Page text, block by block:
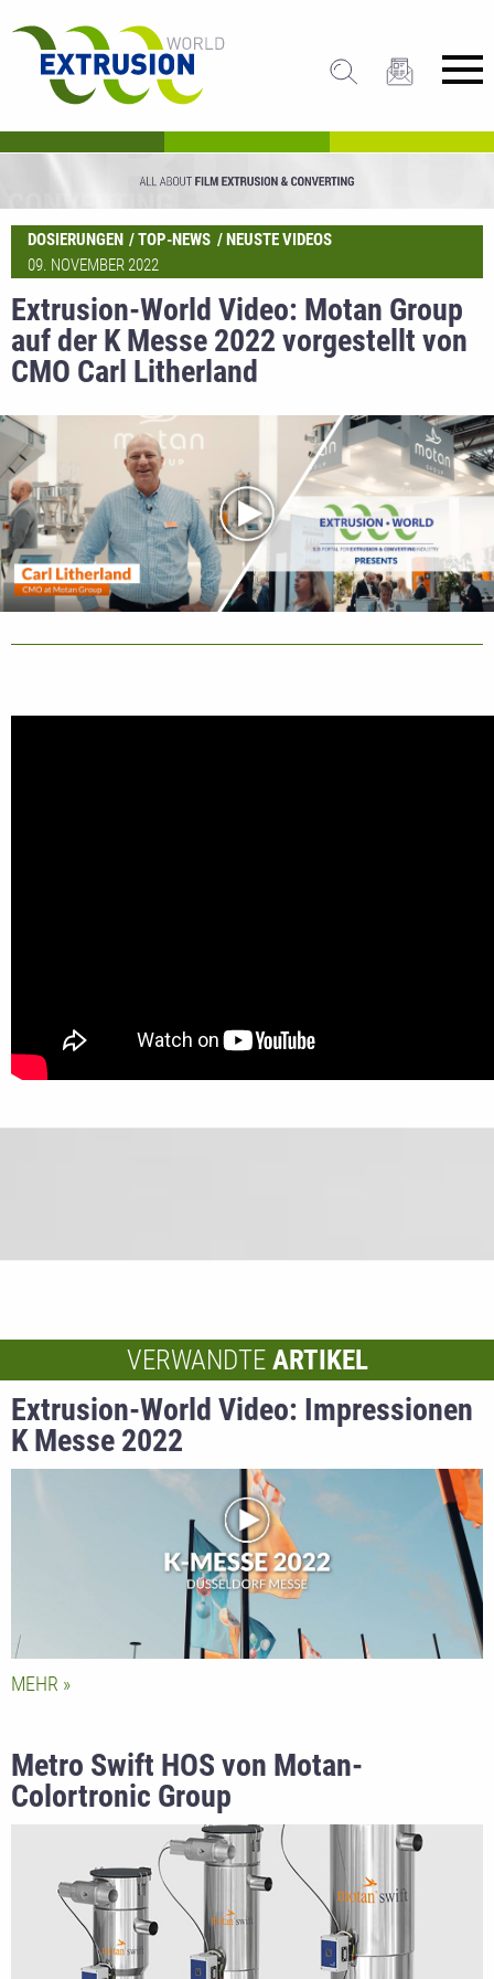
DOSIERUNGEN TOP-NEWS NEUSTE VIDEOS
09. NOVEMBER 2022
Extrusion-World Video: Motan Group
auf der K Messe 2022 vorgestellt von
CMO Carl Litherland
VERWANDTE ARTIKEL
Extrusion-World Video: Impressionen
K Messe 2022
MEHR
Metro Swift HOS von Motan-
Colortronic Group